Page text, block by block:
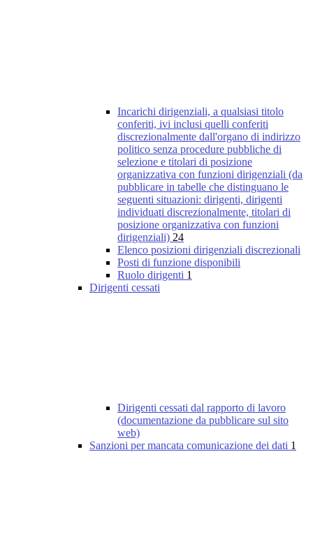
Incarichi dirigenziali, a qualsiasi titolo
conferiti, ivi inclusi quelli conferiti
discrezionalmente dall'organo di indirizzo
politico senza procedure pubbliche di
selezione e titolari di posizione
organizzativa con funzioni dirigenziali (da
pubblicare in tabelle che distinguano le
seguenti situazioni: dirigenti, dirigenti
individuati discrezionalmente, titolari di
posizione organizzativa con funzioni
dirigenziali) 24
Elenco posizioni dirigenziali discrezionali
Posti di funzione disponibili
Ruolo dirigenti 1
Dirigenti cessati
Dirigenti cessati dal rapporto di lavoro
(documentazione da pubblicare sul sito
web)
Sanzioni per mancata comunicazione dei dati 1